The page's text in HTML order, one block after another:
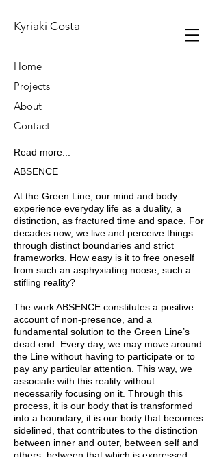
Kyriaki Costa
Home
Projects
About
Contact
Read more...
ABSENCE
At the Green Line, our mind and body
experience everyday life as a duality, a
distinction, as fractured time and space. For
decades now, we live and perceive things
through distinct boundaries and strict
frameworks. How easy is it to free oneself
from such an asphyxiating noose, such a
stifling reality?
The work ABSENCE constitutes a positive
account of non-presence, and a
fundamental solution to the Green Line’s
dead end. Every day, we may move around
the Line without having to participate or to
pay any particular attention. This way, we
associate with this reality without
necessarily focusing on it. Through this
process, it is our body that is transformed
into a boundary, it is our body that becomes
sidelined, that contributes to the distinction
between inner and outer, between self and